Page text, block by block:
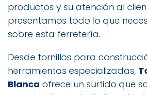
productos y su atención al
presentamos todo lo que
sobre esta ferretería.
Desde tornillos para
herramientas especializadas,
Blanca ofrece un surtido que